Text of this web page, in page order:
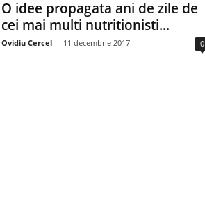
O idee propagata ani de zile de
cei mai multi nutritionisti...
Ovidiu Cercel - 11 decembrie 2017 0